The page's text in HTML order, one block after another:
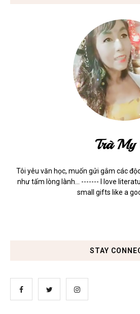
Trà My
Tôi yêu văn học, muốn gửi gắm các
như tấm lòng lành... ------- I love
small gifts like a
STAY